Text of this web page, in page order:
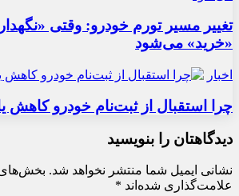
تغییر مسیر تورم خودرو: وقتی
«خرید» می‌شود
اخبار
چرا استقبال از ثبت‌نام خودرو کاهش
دیدگاهتان را بنویسید
نشانی ایمیل شما منتشر نخواهد شد. بخش‌های
علامت‌گذاری شده‌اند *